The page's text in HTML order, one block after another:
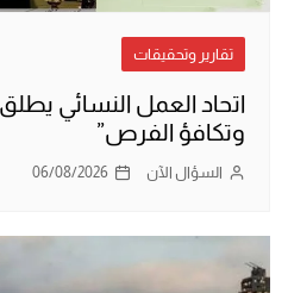
تقارير وتحقيقات
اتحاد العمل النسائي
وتكافؤ الفرص”
السؤال الآن 06/08/2026